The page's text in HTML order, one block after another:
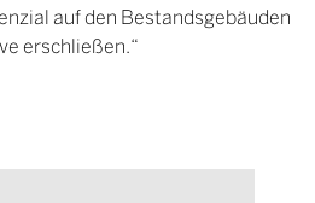
auf den Bestandsgebäuden
erschließen.“